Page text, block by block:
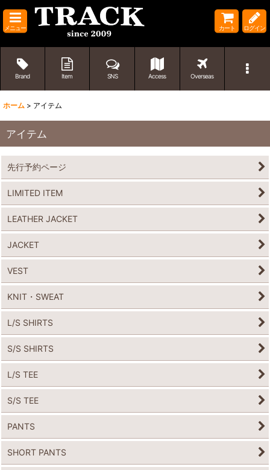
メニュー カート ログイン
Brand Item SNS Access Overseas
ホーム > アイテム
アイテム
先行予約ページ
LIMITED ITEM
LEATHER JACKET
JACKET
VEST
KNIT・SWEAT
L/S SHIRTS
S/S SHIRTS
L/S TEE
S/S TEE
PANTS
SHORT PANTS